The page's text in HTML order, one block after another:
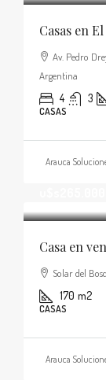
Casas en
Av. Pedro
Argentina
4 3
CASAS
Arauca
Casa en
Solar del
170 m2
CASAS
Arauca